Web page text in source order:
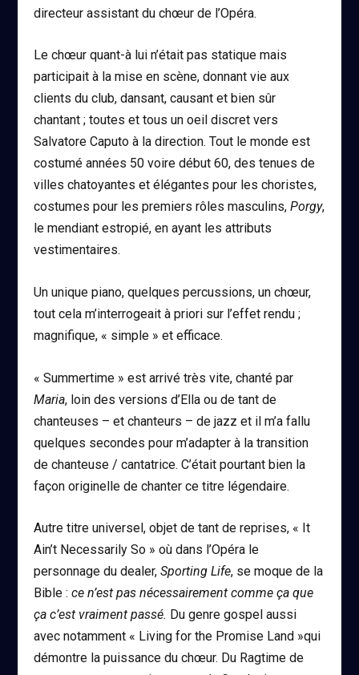
directeur assistant du chœur de l’Opéra.
Le chœur quant-à lui n’était pas statique mais
participait à la mise en scène, donnant vie aux
clients du club, dansant, causant et bien sûr
chantant ; toutes et tous un oeil discret vers
Salvatore Caputo à la direction. Tout le monde est
costumé années 50 voire début 60, des tenues de
villes chatoyantes et élégantes pour les choristes,
costumes pour les premiers rôles masculins, Porgy,
le mendiant estropié, en ayant les attributs
vestimentaires.
Un unique piano, quelques percussions, un chœur,
tout cela m’interrogeait à priori sur l’effet rendu ;
magnifique, « simple » et efficace.
« Summertime » est arrivé très vite, chanté par
Maria, loin des versions d’Ella ou de tant de
chanteuses – et chanteurs – de jazz et il m’a fallu
quelques secondes pour m’adapter à la transition
de chanteuse / cantatrice. C’était pourtant bien la
façon originelle de chanter ce titre légendaire.
Autre titre universel, objet de tant de reprises, « It
Ain’t Necessarily So » où dans l’Opéra le
personnage du dealer,Sporting Life, se moque de la
Bible :ce n’est pas nécessairement comme ça que
ça c’est vraiment passé. Du genre gospel aussi
avec notamment « Living for the Promise Land »qui
démontre la puissance du chœur. Du Ragtime de